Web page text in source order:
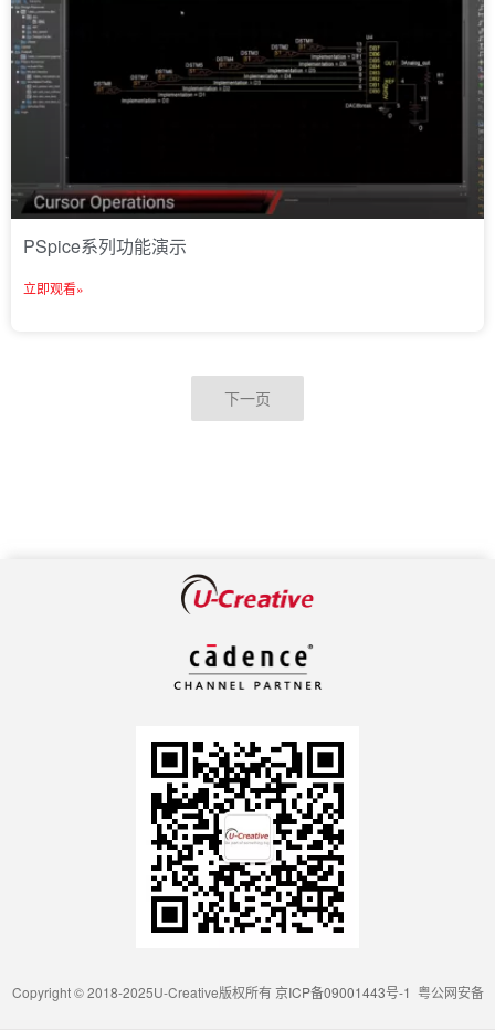
PSpice系列功能演示
立即观看»
下一页
Copyright © 2018-2025U-Creative版权所有京ICP备09001443号-1 粤公网安备